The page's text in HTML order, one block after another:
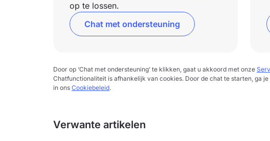
op te lossen.
Chat met ondersteuning
Door op ‘Chat met ondersteuning’ te klikken, gaat u akkoord met onze
Chatfunctionaliteit is afhankelijk van cookies. Door de chat te starten, ga
in ons Cookiebeleid.
Verwante artikelen